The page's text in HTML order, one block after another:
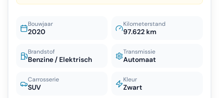
Bouwjaar
2020
Kilometerstand
97.622 km
Brandstof
Benzine / Elektrisch
Transmissie
Automaat
Carrosserie
SUV
Kleur
Zwart